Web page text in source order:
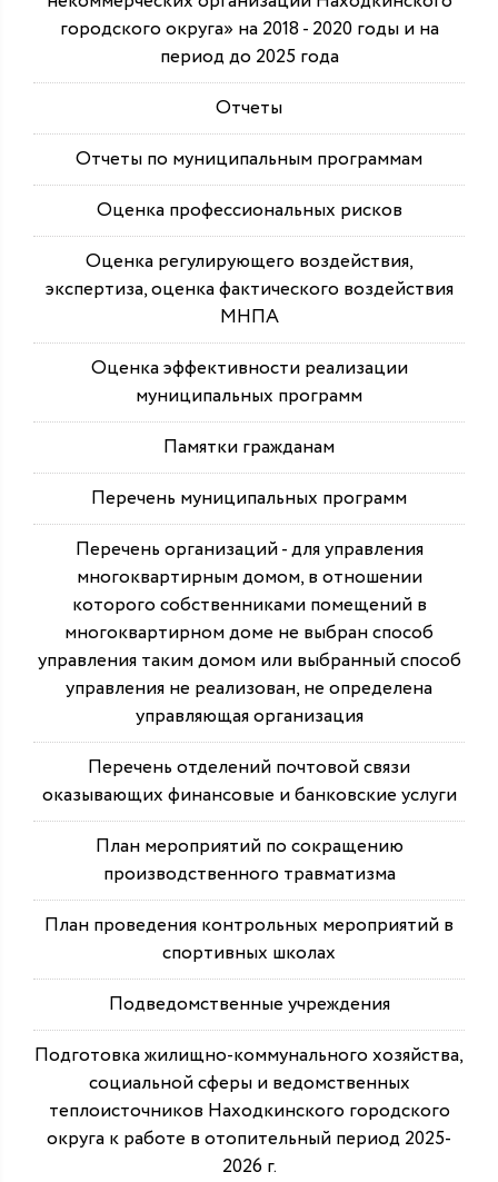
городского округа» на 2018 - 2020 годы и на
период до 2025 года
Отчеты
Отчеты по муниципальным программам
Оценка профессиональных рисков
Оценка регулирующего воздействия,
экспертиза, оценка фактического воздействия
МНПА
Оценка эффективности реализации
муниципальных программ
Памятки гражданам
Перечень муниципальных программ
Перечень организаций - для управления
многоквартирным домом, в отношении
которого собственниками помещений в
многоквартирном доме не выбран способ
управления таким домом или выбранный способ
управления не реализован, не определена
управляющая организация
Перечень отделений почтовой связи
оказывающих финансовые и банковские услуги
План мероприятий по сокращению
производственного травматизма
План проведения контрольных мероприятий в
спортивных школах
Подведомственные учреждения
Подготовка жилищно-коммунального хозяйства,
социальной сферы и ведомственных
теплоисточников Находкинского городского
округа к работе в отопительный период 2025-
2026 г.